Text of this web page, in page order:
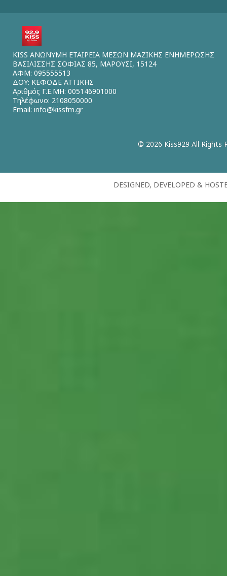
KISS ΑΝΩΝΥΜΗ ΕΤΑΙΡΕΙΑ ΜΕΣΩΝ ΜΑΖΙΚΗΣ ΕΝΗΜΕΡΩΣΗΣ
ΒΑΣΙΛΙΣΣΗΣ ΣΟΦΙΑΣ 85, ΜΑΡΟΥΣΙ, 15124
ΑΦΜ: 095555513
ΔΟΥ: ΚΕΦΟΔΕ ΑΤΤΙΚΗΣ
Αριθμός Γ.Ε.ΜΗ: 005146901000
Τηλέφωνο: 2108050000
Email: info@kissfm.gr
© 2026 Kiss929 All Rights
DESIGNED, DEVELOPED &